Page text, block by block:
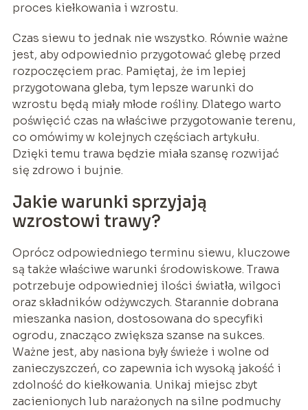
proces kiełkowania i wzrostu.
Czas siewu to jednak nie wszystko. Równie ważne
jest, aby odpowiednio przygotować glebę przed
rozpoczęciem prac. Pamiętaj, że im lepiej
przygotowana gleba, tym lepsze warunki do
wzrostu będą miały młode rośliny. Dlatego warto
poświęcić czas na właściwe przygotowanie terenu,
co omówimy w kolejnych częściach artykułu.
Dzięki temu trawa będzie miała szansę rozwijać
się zdrowo i bujnie.
Jakie warunki sprzyjają
wzrostowi trawy?
Oprócz odpowiedniego terminu siewu, kluczowe
są także właściwe warunki środowiskowe. Trawa
potrzebuje odpowiedniej ilości światła, wilgoci
oraz składników odżywczych. Starannie dobrana
mieszanka nasion, dostosowana do specyfiki
ogrodu, znacząco zwiększa szanse na sukces.
Ważne jest, aby nasiona były świeże i wolne od
zanieczyszczeń, co zapewnia ich wysoką jakość i
zdolność do kiełkowania. Unikaj miejsc zbyt
zacienionych lub narażonych na silne podmuchy